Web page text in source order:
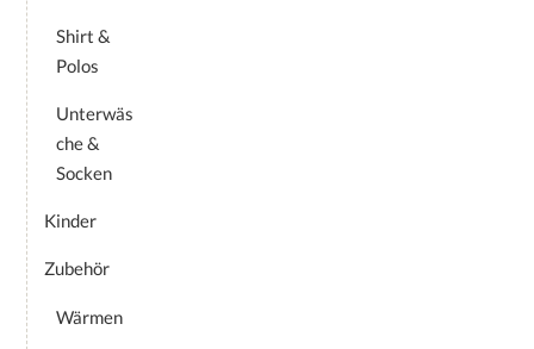
Shirt &
Polos
Unterwäs
che &
Socken
Kinder
Zubehör
Wärmen